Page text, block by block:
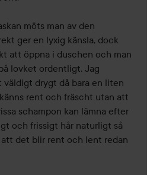
möts man av den
ger en lyxig känsla, dock
att öppna i duschen och man
lovket ordentligt. Jag
drygt då bara en liten
rent och fräscht utan att
schampon kan lämna efter
och frissigt hår naturligt så
det blir rent och lent redan